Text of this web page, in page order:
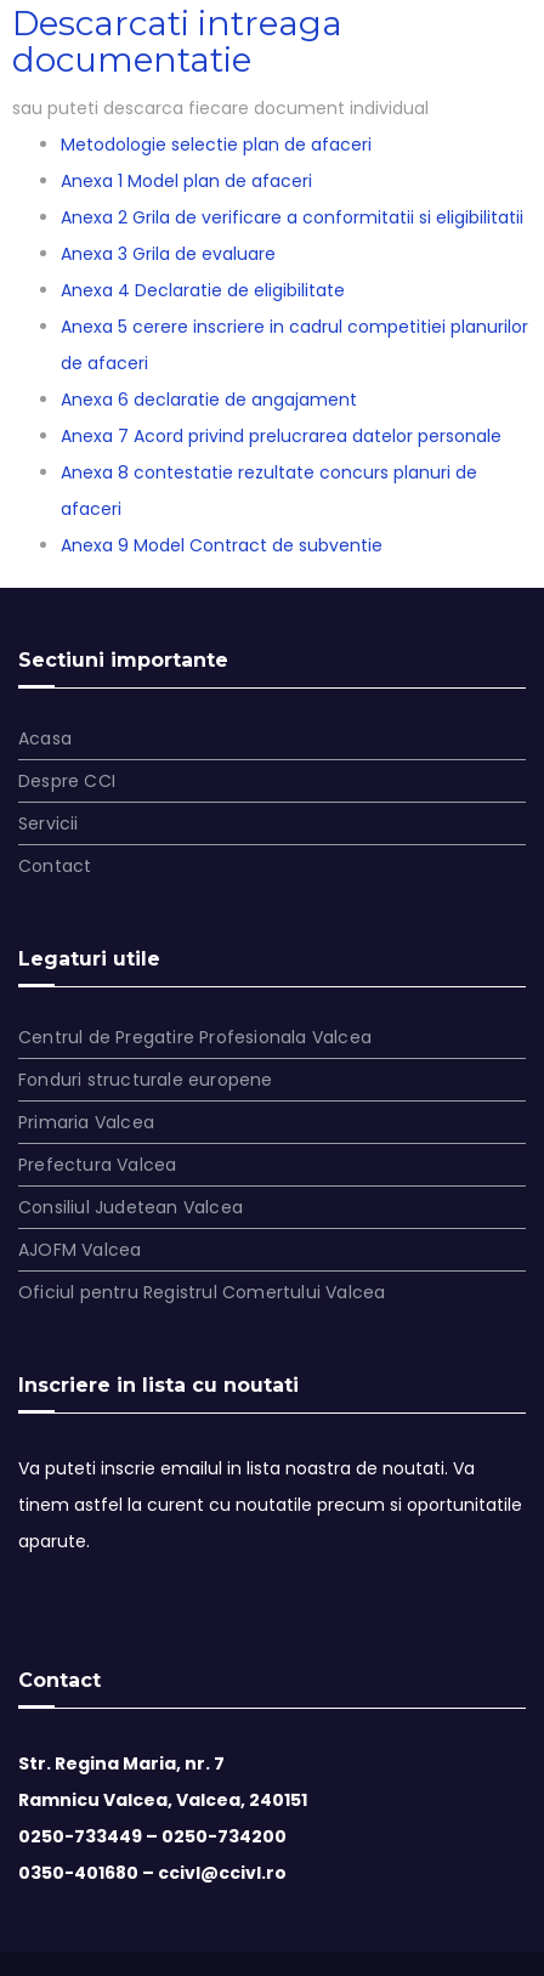
Descarcati intreaga
documentatie
sau puteti descarca fiecare document individual
Metodologie selectie plan de afaceri
Anexa 1 Model plan de afaceri
Anexa 2 Grila de verificare a conformitatii si eligibilitatii
Anexa 3 Grila de evaluare
Anexa 4 Declaratie de eligibilitate
Anexa 5 cerere inscriere in cadrul competitiei planurilor
de afaceri
Anexa 6 declaratie de angajament
Anexa 7 Acord privind prelucrarea datelor personale
Anexa 8 contestatie rezultate concurs planuri de
afaceri
Anexa 9 Model Contract de subventie
Sectiuni importante
Acasa
Despre CCI
Servicii
Contact
Legaturi utile
Centrul de Pregatire Profesionala Valcea
Fonduri structurale europene
Primaria Valcea
Prefectura Valcea
Consiliul Judetean Valcea
AJOFM Valcea
Oficiul pentru Registrul Comertului Valcea
Inscriere in lista cu noutati
Va puteti inscrie emailul in lista noastra de noutati. Va
tinem astfel la curent cu noutatile precum si oportunitatile
aparute.
Contact
Str. Regina Maria, nr. 7
Ramnicu Valcea, Valcea, 240151
0250-733449 – 0250-734200
0350-401680 – ccivl@ccivl.ro